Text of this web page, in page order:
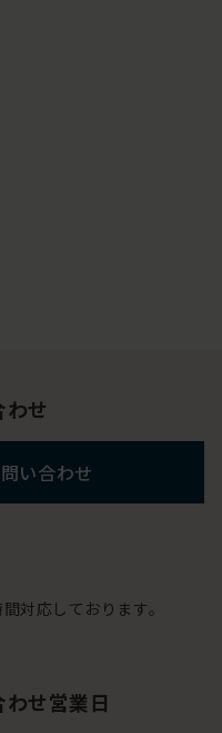
わせ
い合わせ
対応しております。
せ営業日